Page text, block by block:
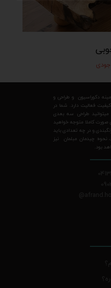
از سال 1388 در زمینه دکوراسیون و طراحی و
فعالیت دارد. شما در
طراحی سه بعدی
صورت کاملا متوجه خواهید
و در چه تعدادی باید
نحوه چیدمان مبلمان نیز
بود.
@